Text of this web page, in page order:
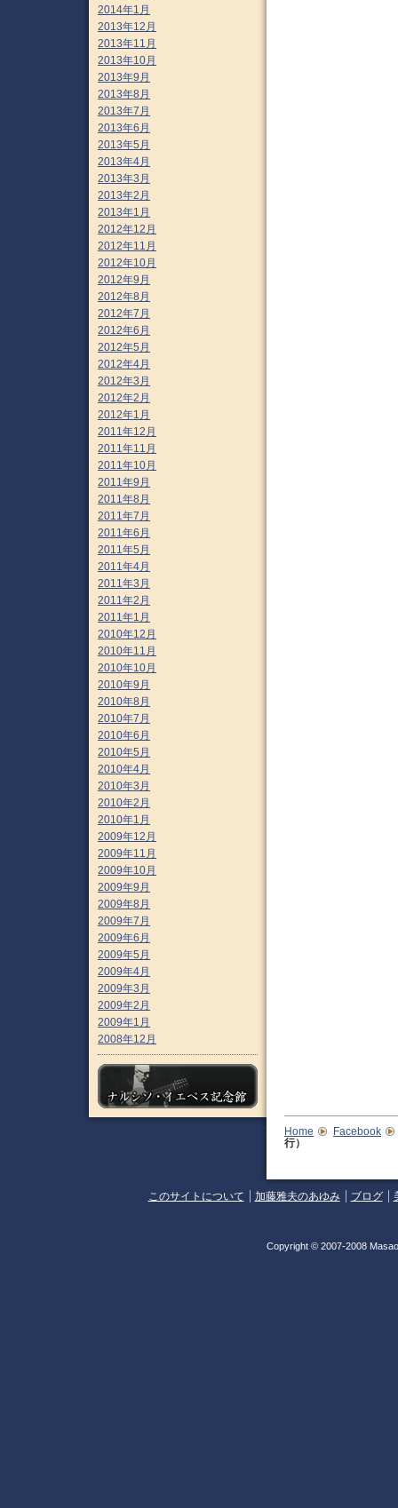
2014年1月
2013年12月
2013年11月
2013年10月
2013年9月
2013年8月
2013年7月
2013年6月
2013年5月
2013年4月
2013年3月
2013年2月
2013年1月
2012年12月
2012年11月
2012年10月
2012年9月
2012年8月
2012年7月
2012年6月
2012年5月
2012年4月
2012年3月
2012年2月
2012年1月
2011年12月
2011年11月
2011年10月
2011年9月
2011年8月
2011年7月
2011年6月
2011年5月
2011年4月
2011年3月
2011年2月
2011年1月
2010年12月
2010年11月
2010年10月
2010年9月
2010年8月
2010年7月
2010年6月
2010年5月
2010年4月
2010年3月
2010年2月
2010年1月
2009年12月
2009年11月
2009年10月
2009年9月
2009年8月
2009年7月
2009年6月
2009年5月
2009年4月
2009年3月
2009年2月
2009年1月
2008年12月
Home
Facebook
行）
このサイトについて 加藤雅夫のあゆみ ブログ
Copyright © 2007-2008